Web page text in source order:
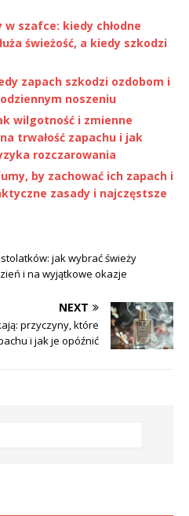
szafce: kiedy chłodne
świeżość, a kiedy szkodzi
zapach szkodzi ozdobom i
noszeniu
wilgotność i zmienne
trwałość zapachu i jak
rozczarowania
by zachować ich zapach i
zasady i najczęstsze
jak wybrać świeży
i na wyjątkowe okazje
NEXT
przyczyny, które
i jak je opóźnić